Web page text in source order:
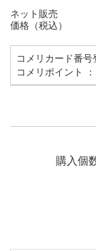
ネット販売
価格（税込）
コメリカード番
コメリポイント ：
購入個